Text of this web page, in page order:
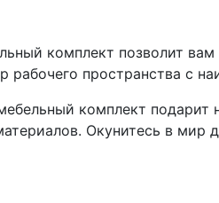
комплект позволит
пространства с
комплект подарит
Окунитесь в мир